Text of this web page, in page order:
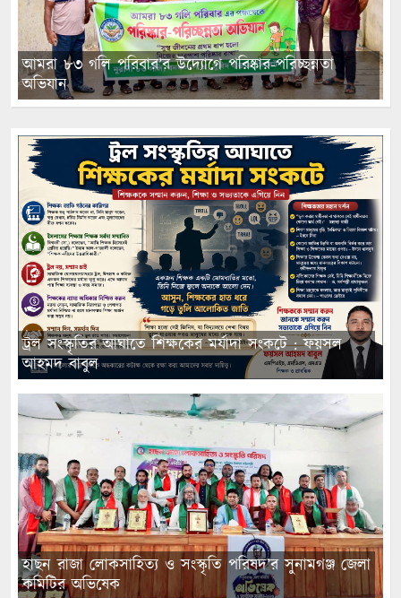
আমরা ৮৩ গলি পরিবার’র উদ্যোগে পরিষ্কার-পরিচ্ছন্নতা
অভিযান
ট্রল সংস্কৃতির আঘাতে শিক্ষকের মর্যাদা সংকটে : ফয়সল
আহমদ বাবুল
হাছন রাজা লোকসাহিত্য ও সংস্কৃতি পরিষদ’র সুনামগঞ্জ জেলা
কমিটির অভিষেক